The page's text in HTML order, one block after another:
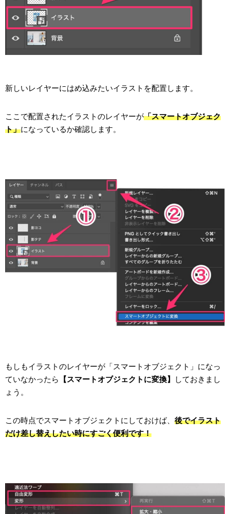
新しいレイヤーにはめ込みたいイラストを配置します。
ここで配置されたイラストのレイヤーが「スマートオブジェク
ト」になっているか確認します。
もしもイラストのレイヤーが「スマートオブジェクト」になっ
ていなかったら
【スマートオブジェクトに変換】
しておきまし
ょう。
この時点でスマートオブジェクトにしておけば、 後でイラスト
だけ差し替えしたい時にすごく便利です！